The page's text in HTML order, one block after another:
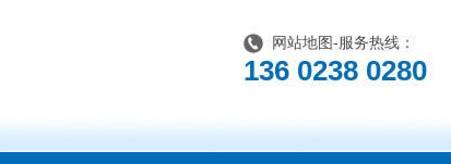
网站地图 -服务热线：
136 0238 0280